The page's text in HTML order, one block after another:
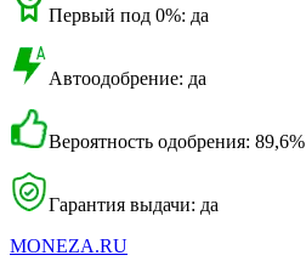
Первый под 0%: да
Автоодобрение: да
Вероятность одобрения: 89,6%
Гарантия выдачи: да
MONEZA.RU